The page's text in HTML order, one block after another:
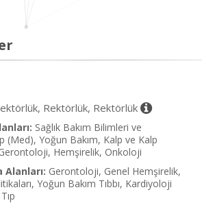
Rektörlük, Rektörlük
Sağlık Bakım Bilimleri ve
(Med), Yoğun Bakım, Kalp ve Kalp
Hemşirelik, Onkoloji
Alanları: Gerontoloji, Genel Hemşirelik,
Yoğun Bakım Tıbbı, Kardiyoloji